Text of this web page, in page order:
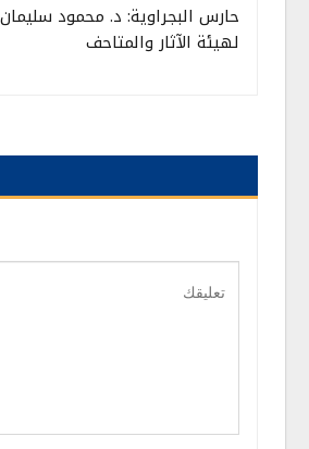
حارس البجراوية: د. محمود
لهيئة الآثار والمتاحف